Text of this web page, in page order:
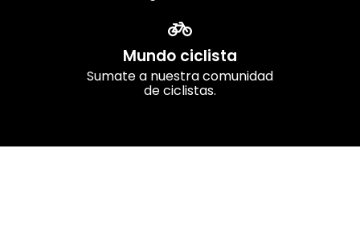
Mundo ciclista
Sumate a nuestra comunidad
de ciclistas.